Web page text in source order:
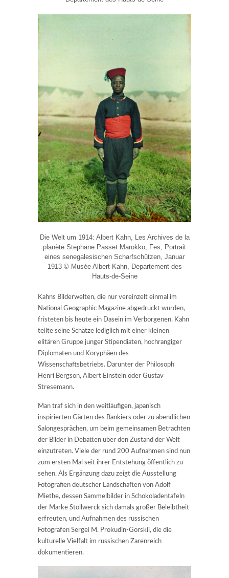
Die Welt um 1914: Albert Kahn, Les Archives de la
planète Stephane Passet Marokko, Fes, Portrait
eines senegalesischen Scharfschützen, Januar
1913 © Musée Albert-Kahn, Departement des
Hauts-de-Seine
Kahns Bilderwelten, die nur vereinzelt einmal im
National Geographic Magazine abgedruckt wurden,
fristeten bis heute ein Dasein im Verborgenen. Kahn
teilte seine Schätze lediglich mit einer kleinen
elitären Gruppe junger Stipendiaten, hochrangiger
Diplomaten und Koryphäen des
Wissenschaftsbetriebs. Darunter der Philosoph
Henri Bergson, Albert Einstein oder Gustav
Stresemann.
Man traf sich in den weitläufigen, japanisch
inspirierten Gärten des Bankiers oder zu abendlichen
Salongesprächen, um beim gemeinsamen Betrachten
der Bilder in Debatten über den Zustand der Welt
einzutreten. Viele der rund 200 Aufnahmen sind nun
zum ersten Mal seit ihrer Entstehung öffentlich zu
sehen. Als Ergänzung dazu zeigt die Ausstellung
Fotografien deutscher Landschaften von Adolf
Miethe, dessen Sammelbilder in Schokoladentafeln
der Marke Stollwerck sich damals großer Beleibtheit
erfreuten, und Aufnahmen des russischen
Fotografen Sergei M. Prokudin-Gorskii, die die
kulturelle Vielfalt im russischen Zarenreich
dokumentieren.